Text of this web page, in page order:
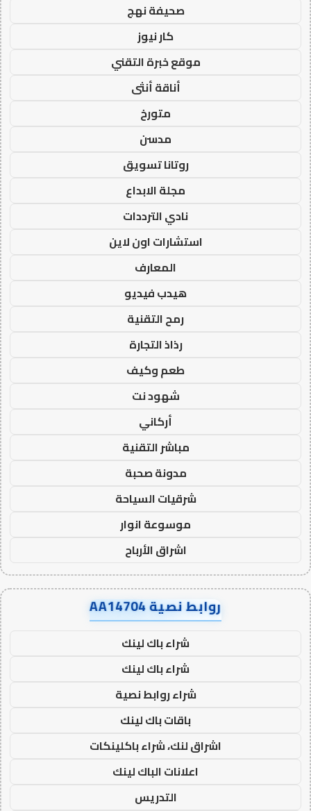
صحيفة نهج
كار نيوز
موقع خبرة التقني
أناقة أنثى
متورخ
مدسن
روتانا تسويق
مجلة الابداع
نادي الترددات
استشارات اون لاين
المعارف
هيدب فيديو
رمح التقنية
رذاذ التجارة
طعم وكيف
شهود نت
أركاني
مباشر التقنية
مدونة صحبة
شرقيات السياحة
موسوعة انوار
اشراق الأرباح
روابط نصية AA14704
شراء باك لينك
شراء باك لينك
شراء روابط نصية
باقات باك لينك
اشراق لنك، شراء باكلينكات
اعلانات الباك لينك
التدريس